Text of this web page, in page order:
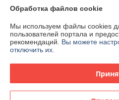
Юридическое лицо:Частное
"СоюзЭлектроСтрой"
220073, г. Минск, ул. Гусовского, 2А
Регистрационный номер ЕГР:
Регистрационный орган: Минский
Обработка файлов cookie
Мы используем файлы cookies
пользователей портала и
рекомендаций. Вы можете
отключить их.